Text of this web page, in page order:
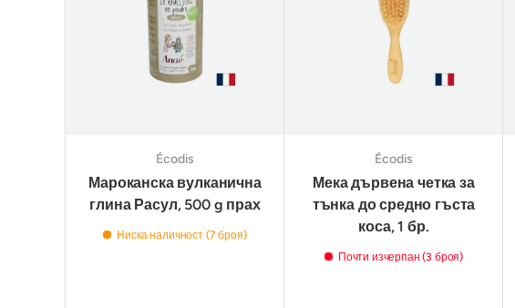
Écodis
Мароканска вулканична
глина Расул, 500 g прах
Ниска наличност (7 броя)
Écodis
Мека дървена четка за
тънка до средно гъста
коса, 1 бр.
Почти изчерпан (3 броя)